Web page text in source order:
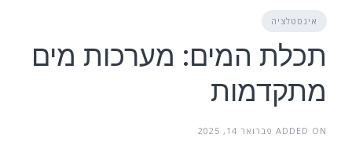
אינסטלציה
תכלת המים: מערכות מים
מתקדמות
ADDED ON פברואר 14, 2025